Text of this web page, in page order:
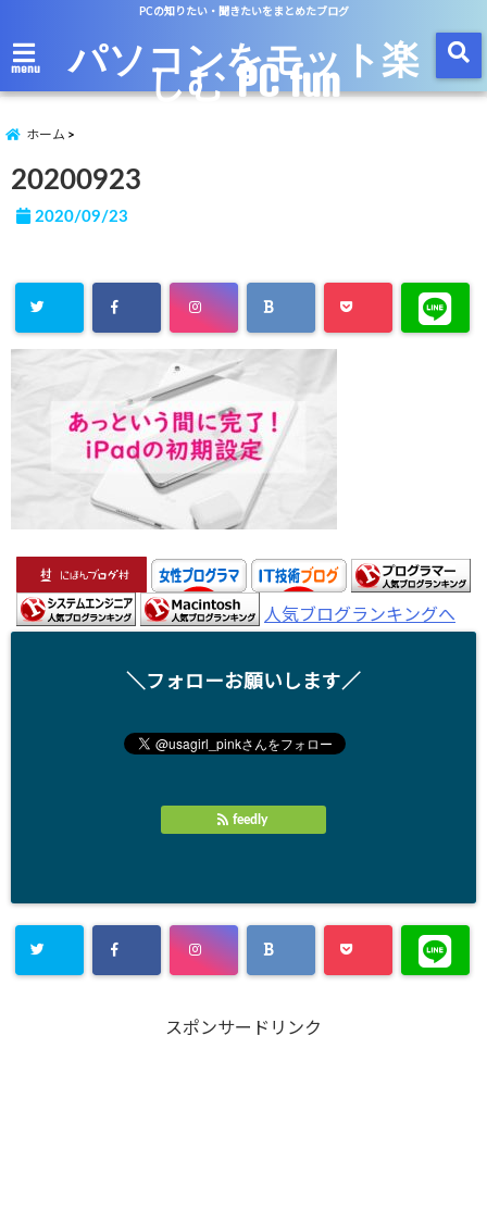
PCの知りたい・聞きたいをまとめたブログ
menu パソコンをモット楽
しむ PC fun
ホーム
20200923
2020/09/23
人気ブログランキングへ
＼フォローお願いします／
feedly
スポンサードリンク